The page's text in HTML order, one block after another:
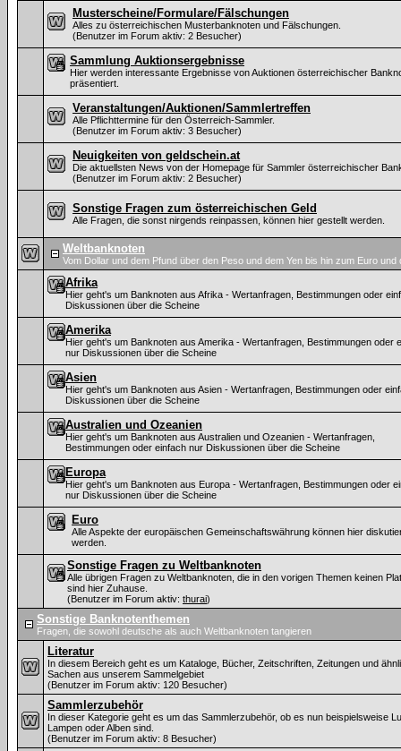
Musterscheine/Formulare/Fälschungen
Alles zu österreichischen Musterbanknoten und Fälschungen.
(Benutzer im Forum aktiv: 2 Besucher)
Sammlung Auktionsergebnisse
Hier werden interessante Ergebnisse von Auktionen österreichischer
präsentiert.
Veranstaltungen/Auktionen/Sammlertreffen
Alle Pflichttermine für den Österreich-Sammler.
(Benutzer im Forum aktiv: 3 Besucher)
Neuigkeiten von geldschein.at
Die aktuellsten News von der Homepage für Sammler österreichischer
(Benutzer im Forum aktiv: 2 Besucher)
Sonstige Fragen zum österreichischen Geld
Alle Fragen, die sonst nirgends reinpassen, können hier gestellt werden.
Weltbanknoten
Vom Dollar und dem Pfund über den Peso und dem Yen bis hin zum Euro und
Afrika
Hier geht's um Banknoten aus Afrika - Wertanfragen, Bestimmungen oder
Diskussionen über die Scheine
Amerika
Hier geht's um Banknoten aus Amerika - Wertanfragen, Bestimmungen oder
nur Diskussionen über die Scheine
Asien
Hier geht's um Banknoten aus Asien - Wertanfragen, Bestimmungen oder
Diskussionen über die Scheine
Australien und Ozeanien
Hier geht's um Banknoten aus Australien und Ozeanien - Wertanfragen,
Bestimmungen oder einfach nur Diskussionen über die Scheine
Europa
Hier geht's um Banknoten aus Europa - Wertanfragen, Bestimmungen oder
nur Diskussionen über die Scheine
Euro
Alle Aspekte der europäischen Gemeinschaftswährung können hier
werden.
Sonstige Fragen zu Weltbanknoten
Alle übrigen Fragen zu Weltbanknoten, die in den vorigen Themen keinen
sind hier Zuhause.
(Benutzer im Forum aktiv: thurai)
Sonstige Banknotenthemen
Fragen, die sowohl deutsche als auch Weltbanknoten tangieren
Literatur
In diesem Bereich geht es um Kataloge, Bücher, Zeitschriften, Zeitungen und
Sachen aus unserem Sammelgebiet
(Benutzer im Forum aktiv: 120 Besucher)
Sammlerzubehör
In dieser Kategorie geht es um das Sammlerzubehör, ob es nun beispielsweise
Lampen oder Alben sind.
(Benutzer im Forum aktiv: 8 Besucher)